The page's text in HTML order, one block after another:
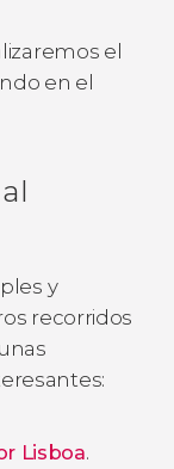
el
en el
y
recorridos
Lisboa.